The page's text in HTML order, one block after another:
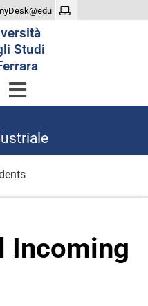
Studi
Incoming